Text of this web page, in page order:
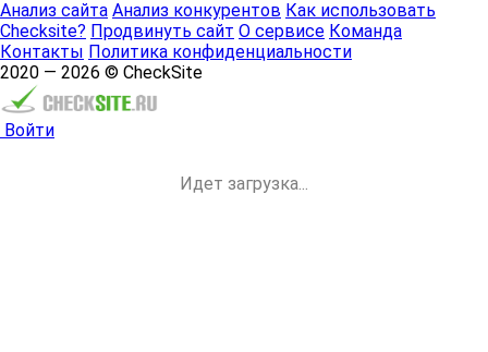
Анализ сайта Анализ конкурентов Как использовать
Checksite? Продвинуть сайт О сервисе Команда
Контакты Политика конфиденциальности
2020 — 2026 © CheckSite
Войти
Идет загрузка...